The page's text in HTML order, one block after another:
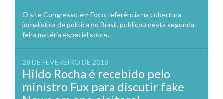
O site Congresso em Foco, referência na cobertura
jornalística de política no Brasil, publicou nesta segunda-
feira matéria especial sobre...
28 DE FEVEREIRO DE 2018
Hildo Rocha é recebido pelo
ministro Fux para discutir fake